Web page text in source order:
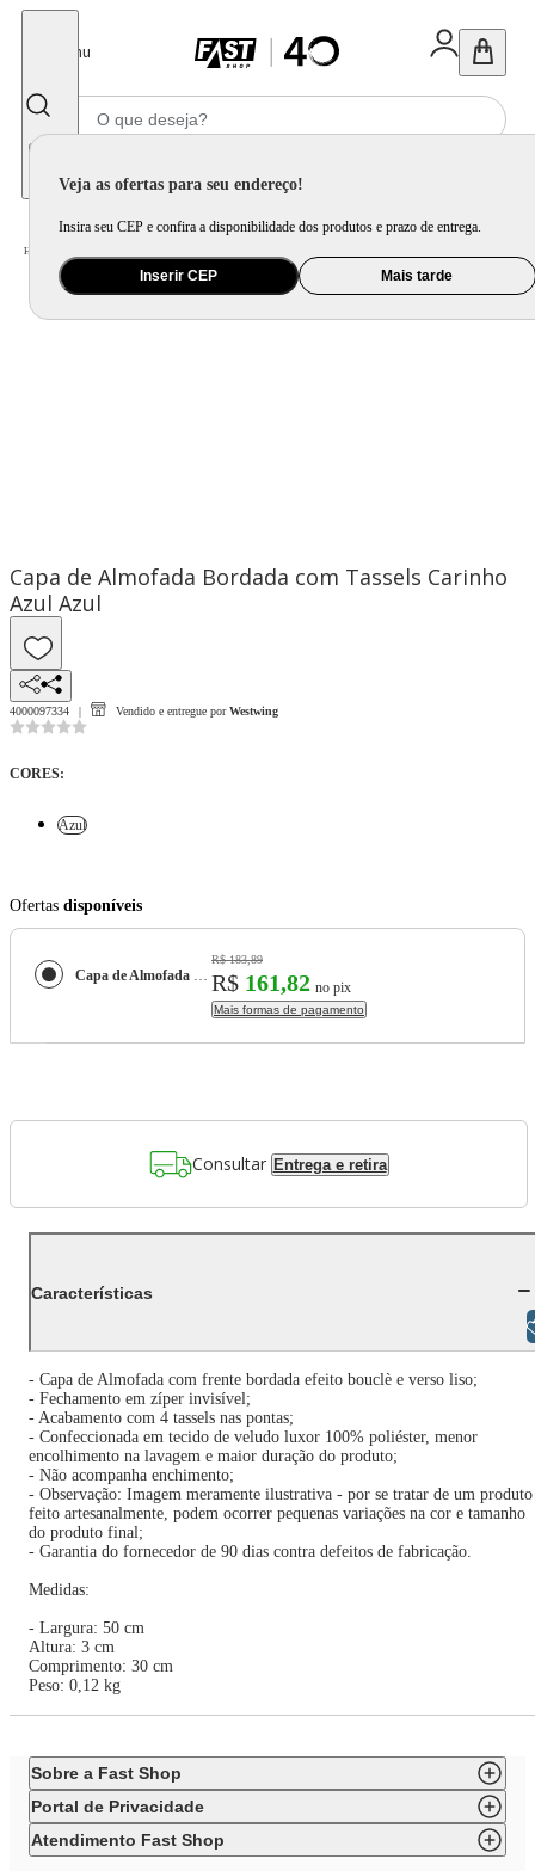
Menu
Veja as ofertas para seu endereço!
Insira seu CEP e confira a disponibilidade dos produtos e prazo de entrega.
Inserir CEP Mais tarde
Home
Capa de Almofada Bordada com Tassels Carinho
Azul Azul
4000097334 Vendido e entregue por Westwing
CORES:
Azul
Ofertas disponíveis
Capa de Almofada Bordada com Tassels Carinho Azul
R$ 183,89
R$ 161,82 no pix
Mais formas de pagamento
Consultar Entrega e retira
Características
- Capa de Almofada com frente bordada efeito bouclè e verso liso;
- Fechamento em zíper invisível;
- Acabamento com 4 tassels nas pontas;
- Confeccionada em tecido de veludo luxor 100% poliéster, menor
encolhimento na lavagem e maior duração do produto;
- Não acompanha enchimento;
- Observação: Imagem meramente ilustrativa - por se tratar de um produto
feito artesanalmente, podem ocorrer pequenas variações na cor e tamanho
do produto final;
- Garantia do fornecedor de 90 dias contra defeitos de fabricação.
Medidas:
- Largura: 50 cm
Altura: 3 cm
Comprimento: 30 cm
Peso: 0,12 kg
Sobre a Fast Shop
Portal de Privacidade
Atendimento Fast Shop